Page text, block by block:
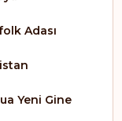
Adası
Yeni Gine